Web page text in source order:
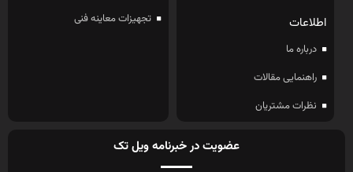
اطلاعات
درباره ما
راهنمایی مقالات
نظرات مشتریان
تجهیزات معاینه فنی
عضویت در خبرنامه ویل تک